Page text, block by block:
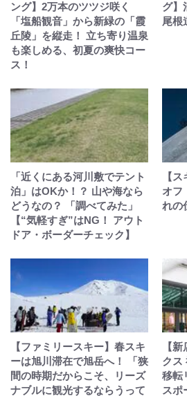
ング】2万本のツツジ咲く
「塩船観音」から新緑の「霞
丘陵」を縦走！ 立ち寄り温泉
も楽しめる、初夏の爽快コー
ス！
グ】
尾根
「近くにある河川敷でテント
泊」はOKか！？ 山や海なら
どうなの？ 「調べてみた」
【“気軽すぎ”はNG！ アウト
ドア・ボーダーチェック】
【
オフ
れの
【ファミリースキー】春スキ
ーは旭川滞在で旭岳へ！ 「狭
間の時期だからこそ、リーズ
ナブルに観光するならうって
【
クス
移転
スポ